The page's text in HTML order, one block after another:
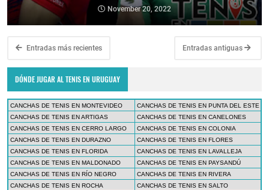
November 20, 2022
Entradas más recientes Entradas antiguas
DÓNDE JUGAR AL TENIS EN URUGUAY
CANCHAS DE TENIS EN MONTEVIDEO
CANCHAS DE TENIS EN PUNTA DEL ESTE
CANCHAS DE TENIS EN ARTIGAS
CANCHAS DE TENIS EN CANELONES
CANCHAS DE TENIS EN CERRO LARGO
CANCHAS DE TENIS EN COLONIA
CANCHAS DE TENIS EN DURAZNO
CANCHAS DE TENIS EN FLORES
CANCHAS DE TENIS EN FLORIDA
CANCHAS DE TENIS EN LAVALLEJA
CANCHAS DE TENIS EN MALDONADO
CANCHAS DE TENIS EN PAYSANDÚ
CANCHAS DE TENIS EN RÍO NEGRO
CANCHAS DE TENIS EN RIVERA
CANCHAS DE TENIS EN ROCHA
CANCHAS DE TENIS EN SALTO